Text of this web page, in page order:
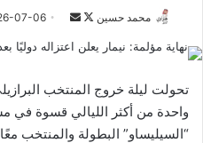
محمد حسين
تابعأرسل 07-06
واحدة من أكثر الليالي قسوة في
“السيليساو” البطولة والمنتخب